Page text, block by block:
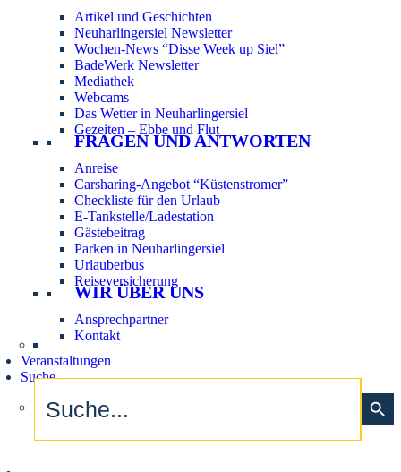
Artikel und Geschichten
Neuharlingersiel Newsletter
Wochen-News “Disse Week up Siel”
BadeWerk Newsletter
Mediathek
Webcams
Das Wetter in Neuharlingersiel
Gezeiten – Ebbe und Flut
FRAGEN UND ANTWORTEN
Anreise
Carsharing-Angebot “Küstenstromer”
Checkliste für den Urlaub
E-Tankstelle/Ladestation
Gästebeitrag
Parken in Neuharlingersiel
Urlauberbus
Reiseversicherung
WIR ÜBER UNS
Ansprechpartner
Kontakt
Veranstaltungen
Suche
Search
Search Button